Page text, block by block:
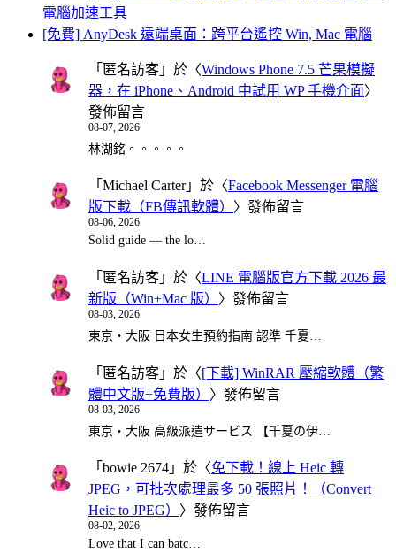
電腦加速工具
[免費] AnyDesk 遠端桌面：跨平台遙控 Win, Mac 電腦
「 匿名訪客 」於〈Windows Phone 7.5 芒果模擬
器，在 iPhone、Android 中試用 WP 手機介面〉
發佈留言
08-07, 2026
林湖銘。。。。。
「 Michael Carter」於〈Facebook Messenger 電腦
版下載（FB傳訊軟體） 〉發佈留言
08-06, 2026
Solid guide — the lo…
「 匿名訪客 」於〈LINE 電腦版官方下載 2026 最
新版（Win+Mac 版） 〉發佈留言
08-03, 2026
東京・大阪 日本女生預約指南 認準 千夏…
「 匿名訪客 」於〈[下載] WinRAR 壓縮軟體（繁
體中文版+免費版） 〉發佈留言
08-03, 2026
東京・大阪 高級派遣サービス 【千夏の伊…
「 bowie 2674 」於〈免下載！線上 Heic 轉
JPEG，可批次處理最多 50 張照片！（Convert
Heic to JPEG） 〉發佈留言
08-02, 2026
Love that I can batc…